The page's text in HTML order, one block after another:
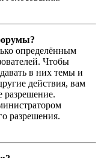
определённым
Чтобы
в них темы и
действия, вам
разрешение.
разрешения.